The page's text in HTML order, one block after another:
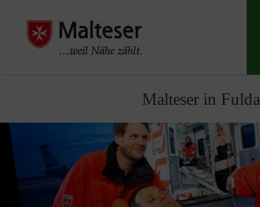
Malteser in Fulda